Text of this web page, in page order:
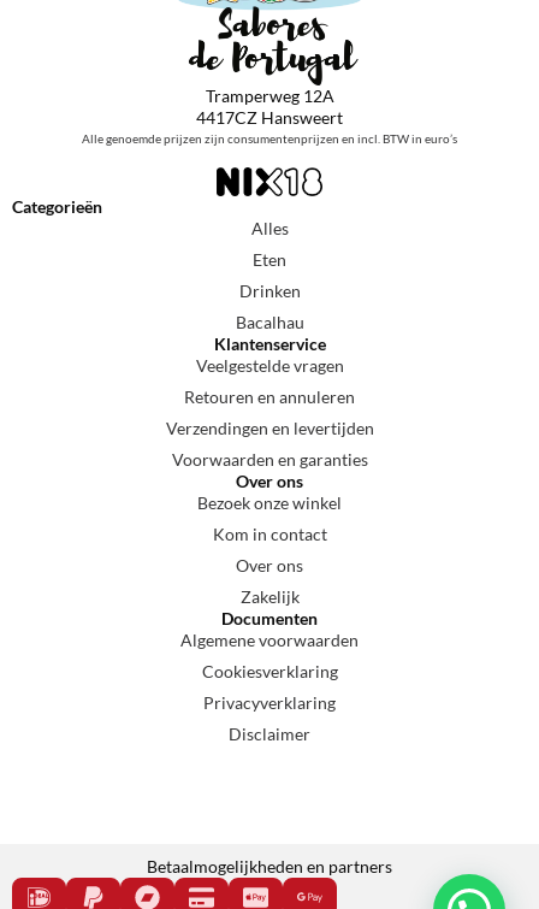
Tramperweg 12A
4417CZ Hansweert
Alle genoemde prijzen zijn consumentenprijzen en incl. BTW in euro’s
Categorieën
Alles
Eten
Drinken
Bacalhau
Klantenservice
Veelgestelde vragen
Retouren en annuleren
Verzendingen en levertijden
Voorwaarden en garanties
Over ons
Bezoek onze winkel
Kom in contact
Over ons
Zakelijk
Documenten
Algemene voorwaarden
Cookiesverklaring
Privacyverklaring
Disclaimer
Betaalmogelijkheden en partners